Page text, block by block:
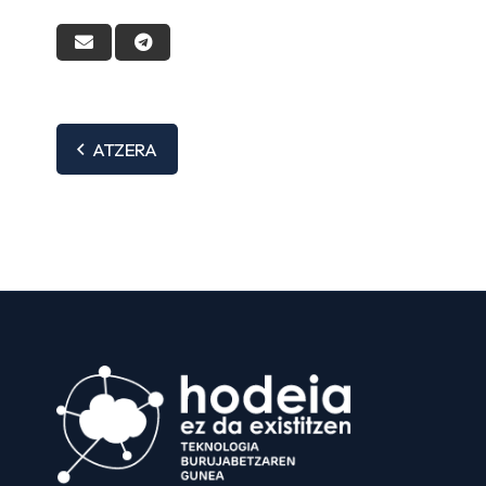
ATZERA